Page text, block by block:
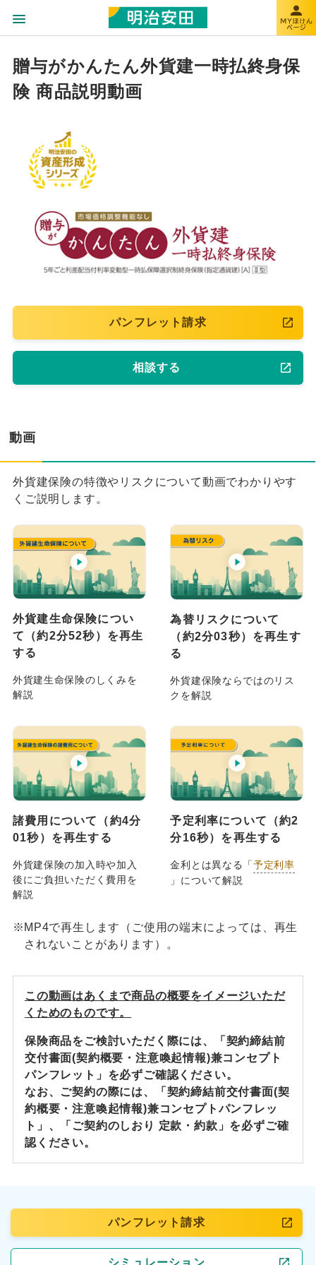
贈与がかんたん外貨建一時払終身保
険 商品説明動画
パンフレット請求
相談する
動画
外貨建保険の特徴やリスクについて動画でわかりやす
くご説明します。
外貨建生命保険につい
て（約2分52秒）を再生
する
外貨建生命保険のしくみを
解説
為替リスクについて
（約2分03秒）を再生す
る
外貨建保険ならではのリス
クを解説
諸費用について（約4分
01秒）を再生する
外貨建保険の加入時や加入
後にご負担いただく費用を
解説
予定利率について（約2
分16秒）を再生する
金利とは異なる「予定利率
」について解説
※ MP4で再生します（ご使用の端末によっては、再生
されないことがあります）。
この動画はあくまで商品の概要をイメージいただ
くためのものです。
保険商品をご検討いただく際には、「契約締結前
交付書面(契約概要・注意喚起情報)兼コンセプト
パンフレット」を必ずご確認ください。
なお、ご契約の際には、「契約締結前交付書面(契
約概要・注意喚起情報)兼コンセプトパンフレッ
ト」、「ご契約のしおり 定款・約款」を必ずご確
認ください。
パンフレット請求
シミュレーション